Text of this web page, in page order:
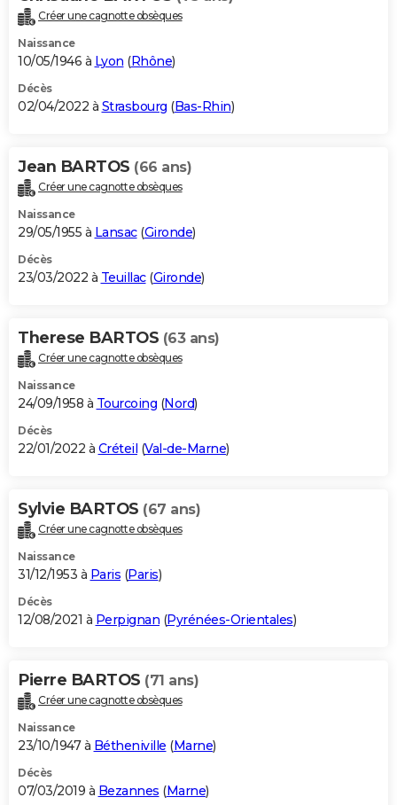
Créer une cagnotte obsèques
Naissance
10/05/1946 à Lyon (Rhône)
Décès
02/04/2022 à Strasbourg (Bas-Rhin)
Jean BARTOS (66 ans)
Créer une cagnotte obsèques
Naissance
29/05/1955 à Lansac(Gironde)
Décès
23/03/2022 à Teuillac(Gironde)
Therese BARTOS (63 ans)
Créer une cagnotte obsèques
Naissance
24/09/1958 à Tourcoing (Nord)
Décès
22/01/2022 à Créteil (Val-de-Marne)
Sylvie BARTOS (67 ans)
Créer une cagnotte obsèques
Naissance
31/12/1953 à Paris (Paris)
Décès
12/08/2021 à Perpignan (Pyrénées-Orientales)
Pierre BARTOS (71 ans)
Créer une cagnotte obsèques
Naissance
23/10/1947 à Bétheniville (Marne)
Décès
07/03/2019 à Bezannes (Marne)